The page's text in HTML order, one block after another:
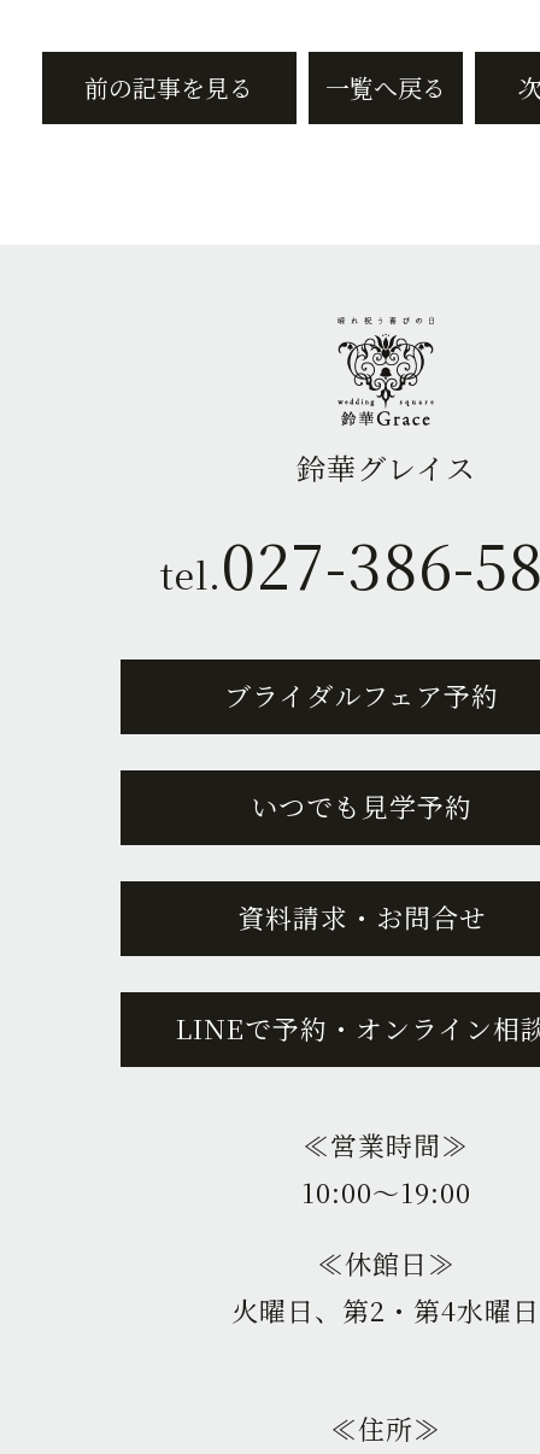
前の記事を見る 一覧へ戻る
鈴華グレイス
tel.027-386-
ブライダルフェア予約
いつでも見学予約
資料請求・お問合せ
LINEで予約・オンライン相
≪営業時間≫
10:00〜19:00
≪休館日≫
火曜日、第2・第4水曜日
≪住所≫